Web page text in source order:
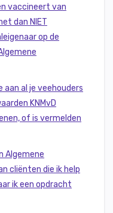
vaccineert van
dan NIET
op de
aan al je veehouders
KNMvD
of is vermelden
Algemene
cliënten die ik help
ik een opdracht